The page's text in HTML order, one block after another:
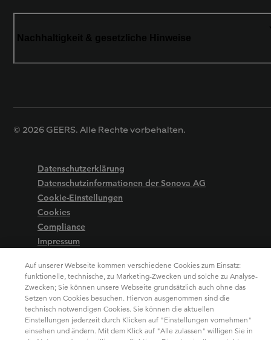
© 2026 GEERS. Alle Rechte vorbehalten.
Datenschutzerklärung
Datenschutzinformationen der Sonova AG
Cookie-Einstellungen
Cookies
Compliance
Impressum
Auf unserer Webseite kommen verschiedene Cookies zum Einsatz:
funktionelle, technische, zu Marketing-Zwecken und solche zu Analyse-
Zwecken; Sie können unsere Webseite grundsätzlich auch ohne das
Setzen von Cookies besuchen. Hiervon ausgenommen sind die
technisch notwendigen Cookies. Sie können die aktuellen
Einstellungen jederzeit durch Klicken auf "Einstellungen vornehmen"
einsehen und ändern. Mit dem Klick auf "Alle zulassen" willigen Sie in